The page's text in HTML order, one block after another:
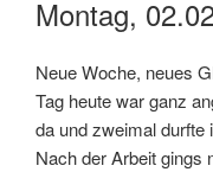
Montag,
Neue Woche, neues
Tag heute war ganz
da und zweimal durfte
Nach der Arbeit gings